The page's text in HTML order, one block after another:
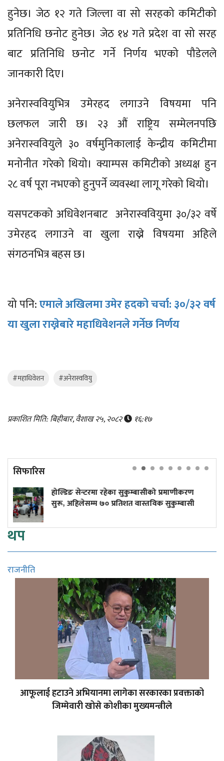
हुनेछ। जेठ १२ गते जिल्ला वा सो सरहको कमिटीको
प्रतिनिधि छनोट हुनेछ। जेठ १४ गते प्रदेश वा सो सरह
बाट प्रतिनिधि छनोट गर्ने निर्णय भएको पौडेलले
जानकारी दिए।
अनेरास्ववियुभित्र उमेरहद लगाउने विषयमा पनि
छलफल जारी छ। २३ औं राष्ट्रिय सम्मेलनपछि
अनेरास्ववियुले ३० वर्षमुनिकालाई केन्द्रीय कमिटीमा
मनोनीत गरेको थियो। क्याम्पस कमिटीको अध्यक्ष हुन
२८ वर्ष पूरा नभएको हुनुपर्ने व्यवस्था लागू गरेको थियो।
यसपटकको अधिवेशनबाट अनेरास्ववियुमा ३०/३२ वर्षे
उमेरहद लगाउने वा खुला राख्ने विषयमा अहिले
संगठनभित्र बहस छ।
यो पनि:एमाले अखिलमा उमेर हदको चर्चा: ३०/३२ वर्ष
या खुला राख्नेबारे महाधिवेशनले गर्नेछ निर्णय
#महाधिवेशन #अनेरास्ववियु
प्रकाशित मिति: बिहीबार, वैशाख २५, २०८२ १६:१७
सिफारिस
सेन्टरमा रहेका सुकुम्बासीको प्रमाणीकरण
७० प्रतिशत वास्तविक सुकुम्बासी
थप
राजनीति
आफूलाई हटाउने अभियानमा लागेका सरकारका प्रवक्ताको
जिम्मेवारी खोसे कोशीका मुख्यमन्त्रीले